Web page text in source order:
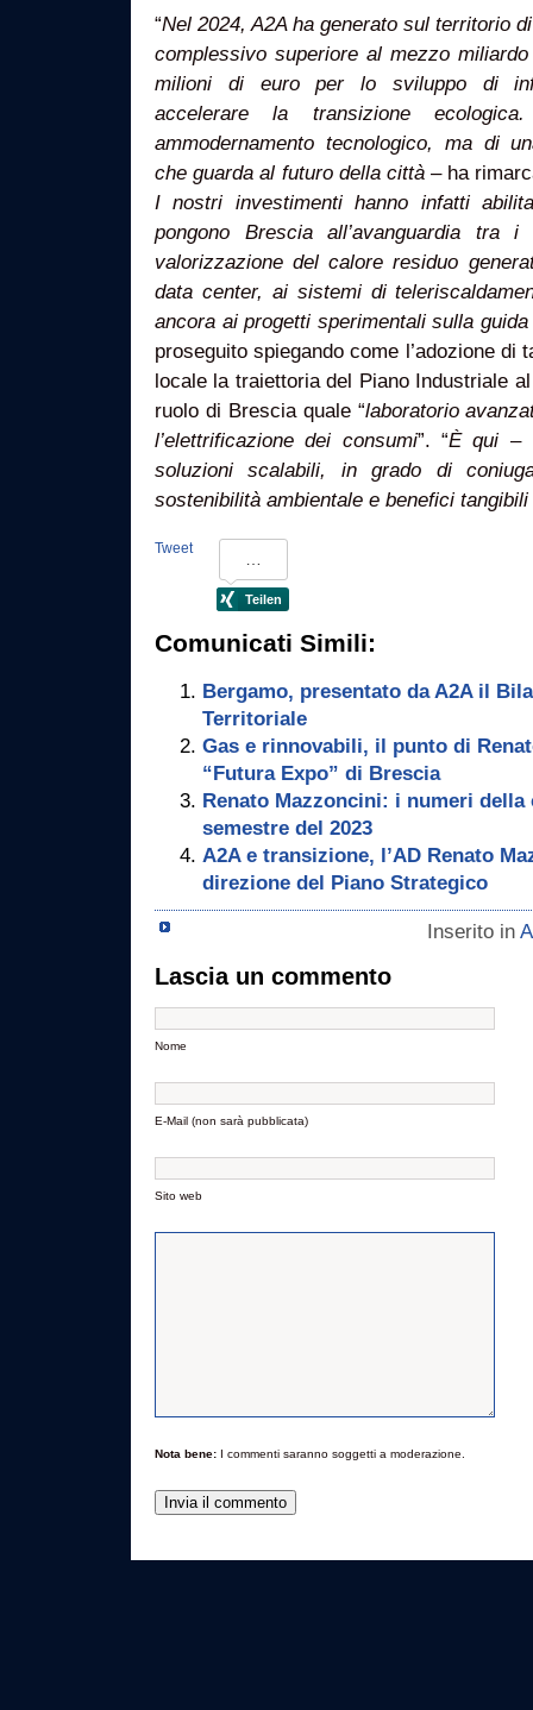
“Nel 2024, A2A ha generato sul territorio
complessivo superiore al mezzo
milioni di euro per lo sviluppo di
accelerare la transizione
ammodernamento tecnologico, ma di
che guarda al futuro della città– ha
I nostri investimenti hanno infatti
pongono Brescia all’avanguardia tra
valorizzazione del calore residuo
data center, ai sistemi di
ancora ai progetti sperimentali sulla guida
proseguito spiegando come l’adozione
locale la traiettoria del Piano Industriale
ruolo di Brescia quale “laboratorio
l’elettrificazione dei consumi”. “È qui –
soluzioni scalabili, in grado di
sostenibilità ambientale e benefici
Tweet
Comunicati Simili:
Bergamo, presentato da A2A il
Territoriale
Gas e rinnovabili, il punto di
“Futura Expo” di Brescia
Renato Mazzoncini: i numeri
semestre del 2023
A2A e transizione, l’AD Renato
direzione del Piano Strategico
Inserito in
Lascia un commento
Nome
E-Mail (non sarà pubblicata)
Sito web
Nota bene: I commenti saranno soggetti a moderazione.